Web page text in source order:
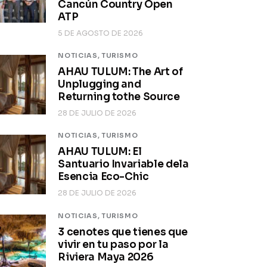
Cancún Country Open
ATP
5 DE AGOSTO DE 2026
NOTICIAS, TURISMO
AHAU TULUM: The Art of
Unplugging and
Returning tothe Source
28 DE JULIO DE 2026
NOTICIAS, TURISMO
AHAU TULUM: El
Santuario Invariable dela
Esencia Eco-Chic
28 DE JULIO DE 2026
NOTICIAS, TURISMO
3 cenotes que tienes que
vivir en tu paso por la
Riviera Maya 2026